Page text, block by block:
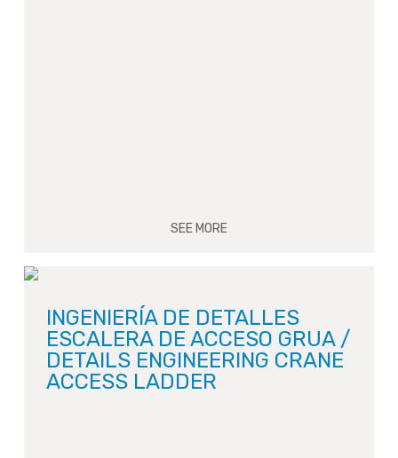
SEE MORE
INGENIERÍA DE DETALLES
ESCALERA DE ACCESO GRUA /
DETAILS ENGINEERING CRANE
ACCESS LADDER